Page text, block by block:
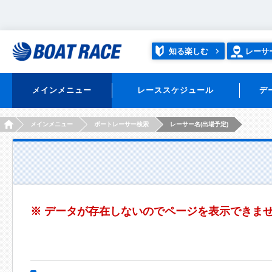
知る楽しむ レーサ
メインメニュー レーススケジュール デ
HOMEメインメニュー ボートレーサー検索 レーサー名(出場予定)
※ データが存在しないのでページを表示できま